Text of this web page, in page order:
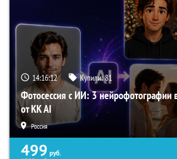
14:16:11 Купили:81
Фотосессия с ИИ: 3 нейрофотографии
от KK AI
Россия
499 руб.